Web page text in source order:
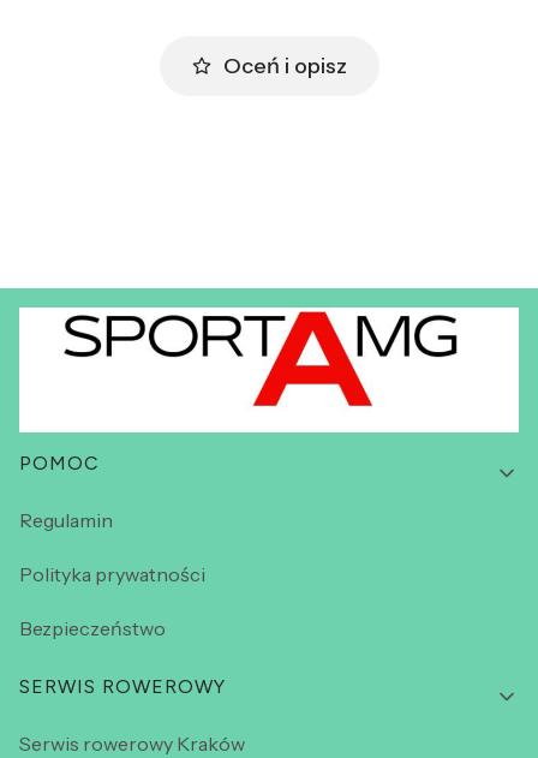
Oceń i opisz
Linki w stopce
POMOC
Regulamin
Polityka prywatności
Bezpieczeństwo
SERWIS ROWEROWY
Serwis rowerowy Kraków